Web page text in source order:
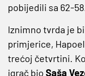
pobijedili sa 62-
Iznimno tvrda je
primjerice,
trećoj četvrtini.
igrač bio Saša